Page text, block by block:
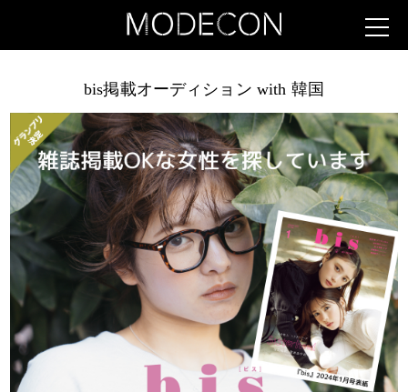
bis掲載オーディション with 韓国